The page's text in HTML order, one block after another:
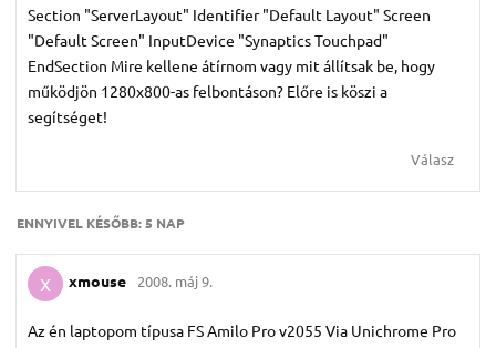
Section "ServerLayout" Identifier "Default Layout" Screen
"Default Screen" InputDevice "Synaptics Touchpad"
EndSection Mire kellene átírnom vagy mit állítsak be, hogy
működjön 1280x800-as felbontáson? Előre is köszi a
segítséget!
Válasz
ENNYIVEL KÉSŐBB:5 NAP
X xmouse 2008. máj 9.
Az én laptopom típusa FS Amilo Pro v2055 Via Unichrome Pro